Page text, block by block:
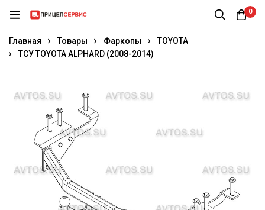
0
Главная Товары Фаркопы
TOYOTA
ТСУ TOYOTA ALPHARD (2008-2014)